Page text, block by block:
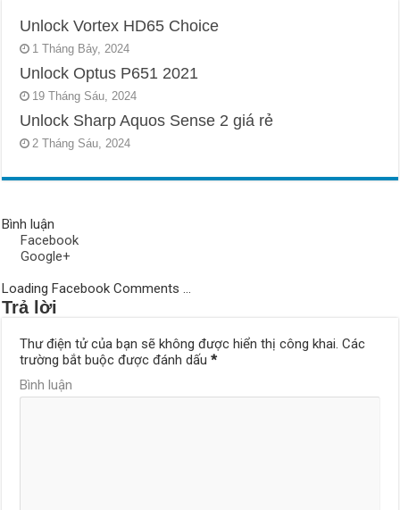
Unlock Vortex HD65 Choice
1 Tháng Bảy, 2024
Unlock Optus P651 2021
19 Tháng Sáu, 2024
Unlock Sharp Aquos Sense 2 giá rẻ
2 Tháng Sáu, 2024
Bình luận
Facebook
Google+
Loading Facebook Comments ...
Trả lời
Thư điện tử của bạn sẽ không được hiển thị công khai. Các
trường bắt buộc được đánh dấu*
Bình luận